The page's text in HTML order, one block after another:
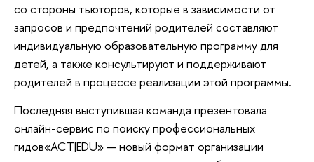
со стороны тьюторов, которые в зависимости от
запросов и предпочтений родителей составляют
индивидуальную образовательную программу для
детей, а также консультируют и поддерживают
родителей в процессе реализации этой программы.
Последняя выступившая команда презентовала
онлайн-сервис по поиску профессиональных
гидов«ACT|EDU» — новый формат организации